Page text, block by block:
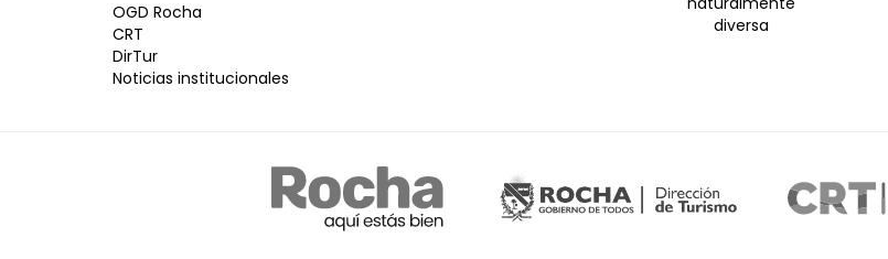
OGD Rocha
CRT
DirTur
Noticias institucionales